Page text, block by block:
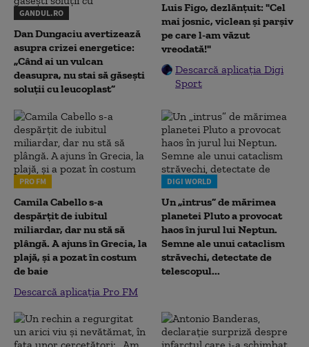
GANDUL.RO
Dan Dungaciu avertizează
asupra crizei energetice:
„Când ai un vulcan
deasupra, nu stai să găsești
soluții cu leucoplast”
Luis Figo, dezlănțuit: "Cel
mai josnic, viclean și parșiv
pe care l-am văzut
vreodată!"
Descarcă aplicația Digi
Sport
PRO FM
Camila Cabello s-a
despărțit de iubitul
miliardar, dar nu stă să
plângă. A ajuns în Grecia, la
plajă, și a pozat în costum
de baie
Descarcă aplicația Pro FM
DIGI WORLD
Un „intrus” de mărimea
planetei Pluto a provocat
haos în jurul lui Neptun.
Semne ale unui cataclism
străvechi, detectate de
telescopul...